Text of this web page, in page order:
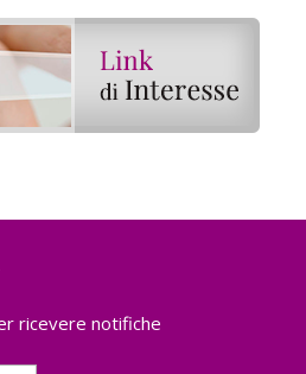
ricevere notifiche